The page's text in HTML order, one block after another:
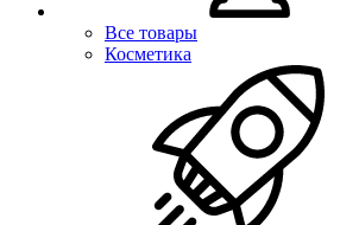
Все товары
Косметика